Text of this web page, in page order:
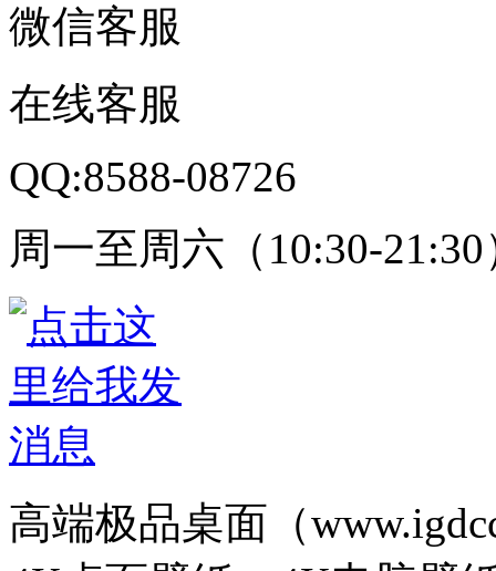
微信客服
在线客服
QQ:8588-08726
周一至周六（10:30-21:30
高端极品桌面（